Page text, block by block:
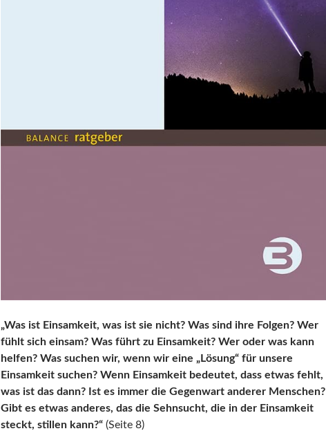
„Was ist Einsamkeit, was ist sie nicht? Was sind ihre Folgen? Wer
fühlt sich einsam? Was führt zu Einsamkeit? Wer oder was kann
helfen? Was suchen wir, wenn wir eine „Lösung“ für unsere
Einsamkeit suchen? Wenn Einsamkeit bedeutet, dass etwas fehlt,
was ist das dann? Ist es immer die Gegenwart anderer Menschen?
Gibt es etwas anderes, das die Sehnsucht, die in der Einsamkeit
steckt, stillen kann?“ (Seite 8)